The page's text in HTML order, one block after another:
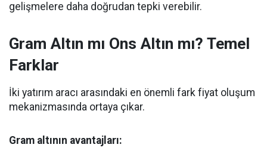
gelişmelere daha doğrudan tepki verebilir.
Gram Altın mı Ons Altın mı? Temel
Farklar
İki yatırım aracı arasındaki en önemli fark fiyat oluşum
mekanizmasında ortaya çıkar.
Gram altının avantajları: